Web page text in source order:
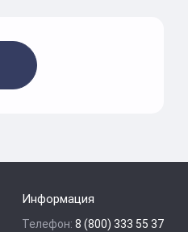
Информация
Телефон: 8 (800) 333 55 37